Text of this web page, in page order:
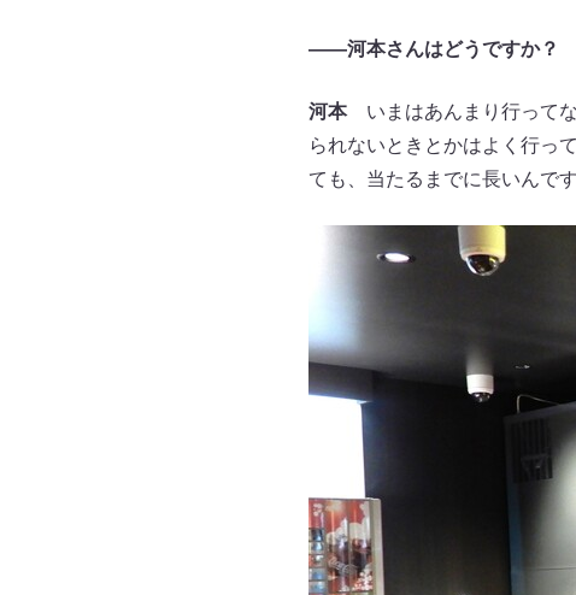
――河本さんはどうですか？
河本いまはあんまり行ってな
られないときとかはよく行っ
ても、当たるまでに長いんで